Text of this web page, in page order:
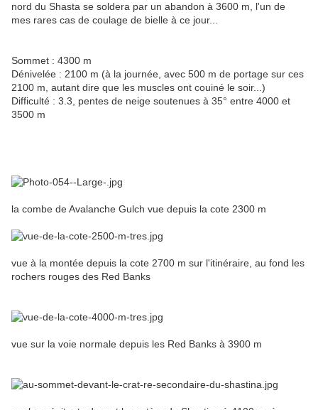
nord du Shasta se soldera par un abandon à 3600 m, l'un de
mes rares cas de coulage de bielle à ce jour...
Sommet : 4300 m
Dénivelée : 2100 m (à la journée, avec 500 m de portage sur ces
2100 m, autant dire que les muscles ont couiné le soir...)
Difficulté : 3.3, pentes de neige soutenues à 35° entre 4000 et
3500 m
la combe de Avalanche Gulch vue depuis la cote 2300 m
vue à la montée depuis la cote 2700 m sur l'itinéraire, au fond les
rochers rouges des Red Banks
vue sur la voie normale depuis les Red Banks à 3900 m